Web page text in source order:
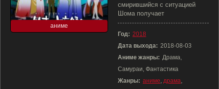
аниме
смирившийся с ситуацией
Шома получает
Год: 2018
Дата выхода: 2018-08-03
Аниме жанры: Драма,
Самураи, Фантастика
Жанры: аниме, драма,